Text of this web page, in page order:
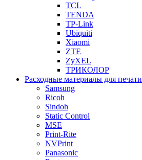
TCL
TENDA
TP-Link
Ubiquiti
Xiaomi
ZTE
ZyXEL
ТРИКОЛОР
Расходные материалы для печати
Samsung
Ricoh
Sindoh
Static Control
MSE
Print-Rite
NVPrint
Panasonic